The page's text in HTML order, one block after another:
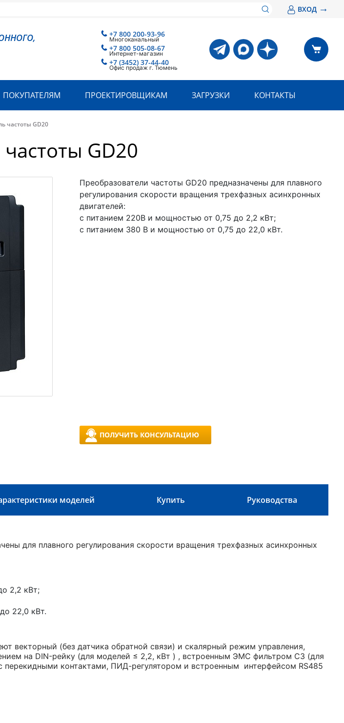
ВХОД →
+7 800 200-93-96
Многоканальный
+7 800 505-08-67
Интернет-магазин
+7 (3452) 37-44-40
Офис продаж г. Тюмень
ПОКУПАТЕЛЯМ ПРОЕКТИРОВЩИКАМ ЗАГРУЗКИ КОНТАКТЫ
частоты GD20
GD20
Преобразователи частоты GD20 предназначены для плавного
регулирования скорости вращения трехфазных асинхронных
двигателей:
с питанием 220В и мощностью от 0,75 до 2,2 кВт;
с питанием 380 В и мощностью от 0,75 до 22,0 кВт.
ПОЛУЧИТЬ КОНСУЛЬТАЦИЮ
моделей Купить Руководства
для плавного регулирования скорости вращения трехфазных асинхронных
2,2 кВт;
22,0 кВт.
векторный (без датчика обратной связи) и скалярный режим управления,
на DIN-рейку (для моделей ≤ 2,2, кВт ) , встроенным ЭМС фильтром С3 (для
контактами, ПИД-регулятором и встроенным интерфейсом RS485